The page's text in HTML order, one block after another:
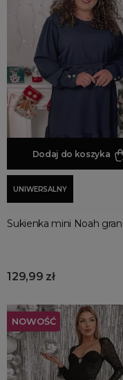
Czarne Sukienki
Czerwone Sukienki
Fioletowe Sukienki
Granatowe Sukienki
Kobaltowe Sukienki
Koralowe Sukienki
Kremowe Sukienki
Miętowe Sukienki
Morskie i Turkusowe
Musztardowe
Pudrowe Sukienki
Różowe Sukienki
Szare Sukienki
Wielokolorowe
Zielone Sukienki
Odzież damska
sukienki
tuniki
Dodaj do koszyka
UNIWERSALNY
Sukienka mini Noah
129,99 zł
NOWOŚĆ